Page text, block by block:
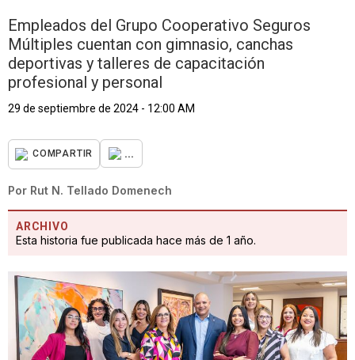
Empleados del Grupo Cooperativo Seguros
Múltiples cuentan con gimnasio, canchas
deportivas y talleres de capacitación
profesional y personal
29 de septiembre de 2024 - 12:00 AM
COMPARTIR ...
Por Rut N. Tellado Domenech
ARCHIVO
Esta historia fue publicada hace más de 1 año.